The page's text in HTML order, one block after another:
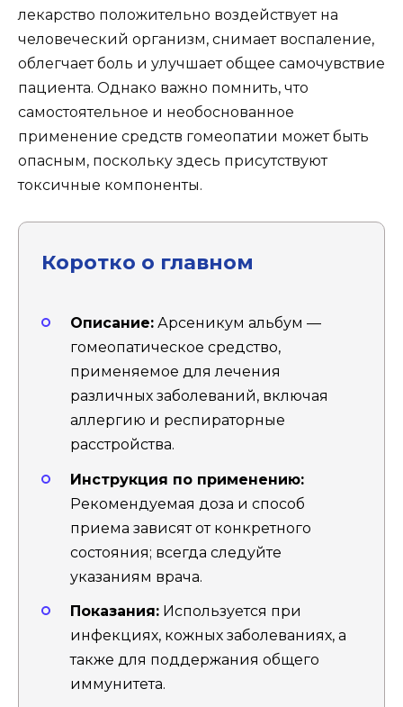
лекарство положительно воздействует на
человеческий организм, снимает воспаление,
облегчает боль и улучшает общее самочувствие
пациента. Однако важно помнить, что
самостоятельное и необоснованное
применение средств гомеопатии может быть
опасным, поскольку здесь присутствуют
токсичные компоненты.
Коротко о главном
Описание: Арсеникум альбум —
гомеопатическое средство,
применяемое для лечения
различных заболеваний, включая
аллергию и респираторные
расстройства.
Инструкция по применению:
Рекомендуемая доза и способ
приема зависят от конкретного
состояния; всегда следуйте
указаниям врача.
Показания: Используется при
инфекциях, кожных заболеваниях, а
также для поддержания общего
иммунитета.